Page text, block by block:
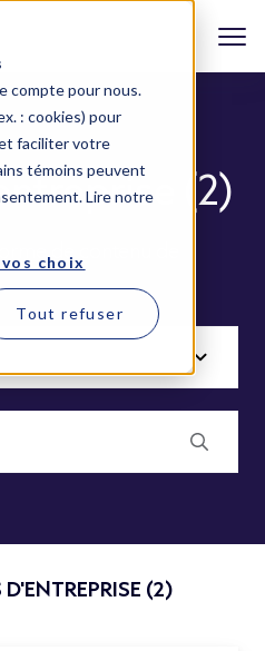
compte pour nous.
: cookies) pour
faciliter votre
témoins peuvent
Lire notre
choix
Tout refuser
(2)
de contenu de
D'ENTREPRISE (2)